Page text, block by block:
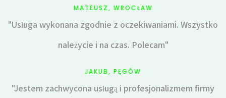
MATEUSZ, WROCŁAW
"Usługa wykonana zgodnie z oczekiwaniami. Wszystko
należycie i na czas. Polecam"
JAKUB, PĘGÓW
"Jestem zachwycona usługą i profesjonalizmem firmy